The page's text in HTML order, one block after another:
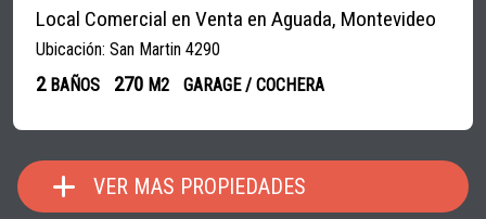
Local Comercial en Venta en Aguada, Montevideo
Ubicación: San Martin 4290
2BAÑOS 270 M2 GARAGE / COCHERA
VER MAS PROPIEDADES